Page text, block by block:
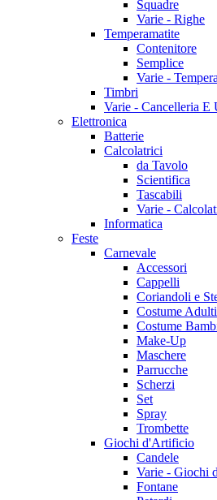
Squadre
Varie - Righe
Temperamatite
Contenitore
Semplice
Varie -
Timbri
Varie - Cancelleria E
Elettronica
Batterie
Calcolatrici
da Tavolo
Scientifica
Tascabili
Varie -
Informatica
Feste
Carnevale
Accessori
Cappelli
Coriandoli e
Costume Adulti
Costume
Make-Up
Maschere
Parrucche
Scherzi
Set
Spray
Trombette
Giochi d'Artificio
Candele
Varie - Giochi
Fontane